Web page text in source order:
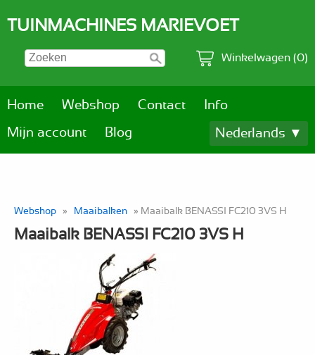
TUINMACHINES MARIEVOET
Winkelwagen (0)
Home Webshop Contact Info
Mijn account Blog Nederlands ▼
Webshop » Maaibalken » Maaibalk BENASSI FC210 3VS H
Maaibalk BENASSI FC210 3VS H